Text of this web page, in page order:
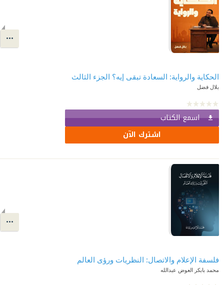
الحكاية والرواية: السعادة تبقى إيه؟ الجزء الثالث
بلال فضل
اسمع الكتاب
اشترك الآن
محمد بابكر العوض عبدالله